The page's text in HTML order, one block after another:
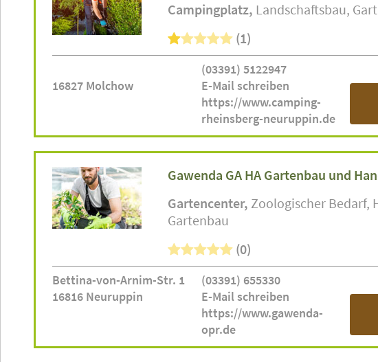
Campingplatz Landschaftsbau
(1)
16827 Molchow
(03391) 5122947
E-Mail schreiben
https://www.camping-
rheinsberg-neuruppin.de
Gawenda GA HA Gartenbau und
Gartencenter Zoologischer Bedarf
Gartenbau
(0)
Bettina-von-Arnim-Str. 1
16816 Neuruppin
(03391) 655330
E-Mail schreiben
https://www.gawenda-
opr.de